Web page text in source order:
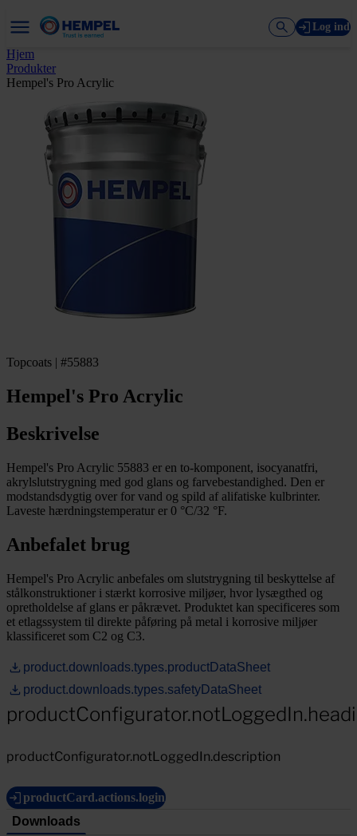
Log ind
Hjem
Produkter
Hempel's Pro Acrylic
Topcoats | #55883
Hempel's Pro Acrylic
Beskrivelse
Hempel's Pro Acrylic 55883 er en to-komponent, isocyanatfri,
akrylslutstrygning med god glans og farvebestandighed. Den er
modstandsdygtig over for vand og spild af alifatiske kulbrinter.
Laveste hærdningstemperatur er 0 °C/32 °F.
Anbefalet brug
Hempel's Pro Acrylic anbefales om slutstrygning til beskyttelse af
stålkonstruktioner i stærkt korrosive miljøer, hvor lysægthed og
opretholdelse af glans er påkrævet. Produktet kan specificeres som
et etlagssystem til direkte påføring på metal i korrosive miljøer
klassificeret som C2 og C3.
product.downloads.types.productDataSheet
product.downloads.types.safetyDataSheet
productConfigurator.notLoggedIn.description
productCard.actions.login
Downloads